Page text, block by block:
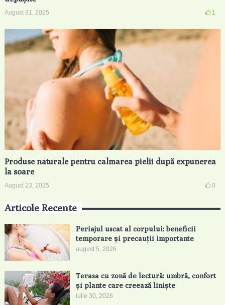
August 31, 2025 1
Produse naturale pentru calmarea pielii după expunerea
la soare
August 23, 2025 0
Articole Recente
Periajul uscat al corpului: beneficii
temporare și precauții importante
august 5, 2026
Terasa cu zonă de lectură: umbră, confort
și plante care creează liniște
iulie 30, 2026